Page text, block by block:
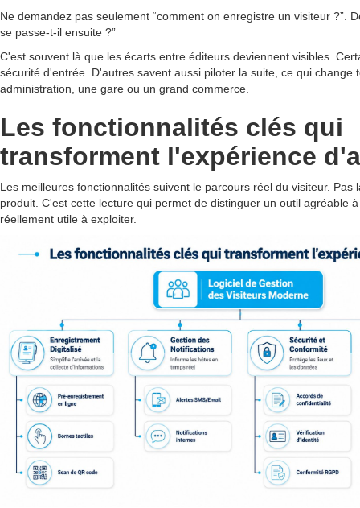
Ne demandez pas seulement “comment on enregistre un visiteur ?”.
se passe-t-il ensuite ?”
C'est souvent là que les écarts entre éditeurs deviennent visibles.
sécurité d'entrée. D'autres savent aussi piloter la suite, ce qui change
administration, une gare ou un grand commerce.
Les fonctionnalités clés qui
transforment l'expérience
Les meilleures fonctionnalités suivent le parcours réel du visiteur. Pas
produit. C'est cette lecture qui permet de distinguer un outil agréable
réellement utile à exploiter.